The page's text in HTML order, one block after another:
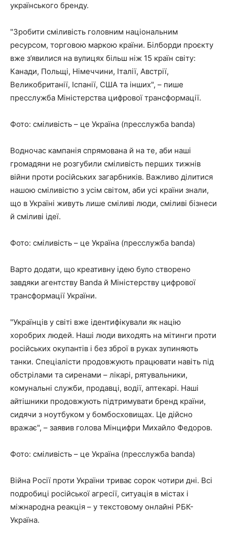
українського бренду.
"Зробити сміливість головним національним
ресурсом, торговою маркою країни. Білборди проєкту
вже з’явилися на вулицях більш ніж 15 країн світу:
Канади, Польщі, Німеччини, Італії, Австрії,
Великобританії, Іспанії, США та інших", – пише
пресслужба Міністерства цифрової трансформації.
Фото: сміливість – це Україна (пресслужба banda)
Водночас кампанія спрямована й на те, аби наші
громадяни не розгубили сміливість перших тижнів
війни проти російських загарбників. Важливо ділитися
нашою сміливістю з усім світом, аби усі країни знали,
що в Україні живуть лише сміливі люди, сміливі бізнеси
й сміливі ідеї.
Фото: сміливість – це Україна (пресслужба banda)
Варто додати, що креативну ідею було створено
завдяки агентству Banda й Міністерству цифрової
трансформації України.
"Українців у світі вже ідентифікували як націю
хоробрих людей. Наші люди виходять на мітинги проти
російських окупантів і без зброї в руках зупиняють
танки. Спеціалісти продовжують працювати навіть під
обстрілами та сиренами – лікарі, рятувальники,
комунальні служби, продавці, водії, аптекарі. Наші
айтішники продовжують підтримувати бренд країни,
сидячи з ноутбуком у бомбосховищах. Це дійсно
вражає", – заявив голова Мінцифри Михайло Федоров.
Фото: сміливість – це Україна (пресслужба banda)
Війна Росії проти України триває сорок чотири дні. Всі
подробиці російської агресії, ситуація в містах і
міжнародна реакція – у текстовому онлайні РБК-
Україна.